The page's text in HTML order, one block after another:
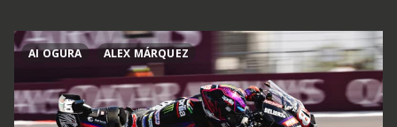
AI OGURA ALEX MÁRQUEZ